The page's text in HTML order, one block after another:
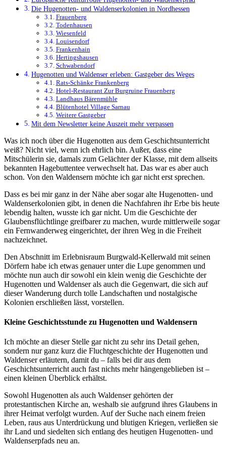
Die Hugenotten- und Waldenserkolonien in Nordhessen
Frauenberg
Todenhausen
Wiesenfeld
Louisendorf
Frankenhain
Hertingshausen
Schwabendorf
Hugenotten und Waldenser erleben: Gastgeber des Weges
Rats-Schänke Frankenberg
Hotel-Restaurant Zur Burgruine Frauenberg
Landhaus Bärenmühle
Blütenhotel Village Sarnau
Weitere Gastgeber
Mit dem Newsletter keine Auszeit mehr verpassen
Was ich noch über die Hugenotten aus dem Geschichtsunterricht
weiß? Nicht viel, wenn ich ehrlich bin. Außer, dass eine
Mitschülerin sie, damals zum Gelächter der Klasse, mit dem allseits
bekannten Hagebuttentee verwechselt hat. Das war es aber auch
schon. Von den Waldensern möchte ich gar nicht erst sprechen.
Dass es bei mir ganz in der Nähe aber sogar alte Hugenotten- und
Waldenserkolonien gibt, in denen die Nachfahren ihr Erbe bis heute
lebendig halten, wusste ich gar nicht. Um die Geschichte der
Glaubensflüchtlinge greifbarer zu machen, wurde mittlerweile sogar
ein Fernwanderweg eingerichtet, der ihren Weg in die Freiheit
nachzeichnet.
Den Abschnitt im Erlebnisraum Burgwald-Kellerwald mit seinen
Dörfern habe ich etwas genauer unter die Lupe genommen und
möchte nun auch dir sowohl ein klein wenig die Geschichte der
Hugenotten und Waldenser als auch die Gegenwart, die sich auf
dieser Wanderung durch tolle Landschaften und nostalgische
Kolonien erschließen lässt, vorstellen.
Kleine Geschichtsstunde zu Hugenotten und Waldensern
Ich möchte an dieser Stelle gar nicht zu sehr ins Detail gehen,
sondern nur ganz kurz die Fluchtgeschichte der Hugenotten und
Waldenser erläutern, damit du – falls bei dir aus dem
Geschichtsunterricht auch fast nichts mehr hängengeblieben ist –
einen kleinen Überblick erhältst.
Sowohl Hugenotten als auch Waldenser gehörten der
protestantischen Kirche an, weshalb sie aufgrund ihres Glaubens in
ihrer Heimat verfolgt wurden. Auf der Suche nach einem freien
Leben, raus aus Unterdrückung und blutigen Kriegen, verließen sie
ihr Land und siedelten sich entlang des heutigen Hugenotten- und
Waldenserpfads neu an.